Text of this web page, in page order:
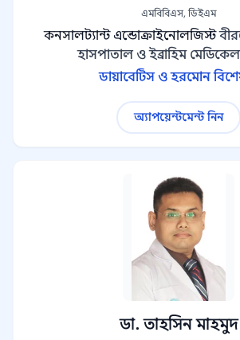
এমবিবিএস, ডিইএম
কনসালট্যান্ট এন্ডোক্রাইনোলজিস্ট
হাসপাতাল ও ইব্রাহিম
ডায়াবেটিস ও হরমোন
অ্যাপয়েন্টমেন্ট নিন
ডা. তাহসিন মাহমুদ